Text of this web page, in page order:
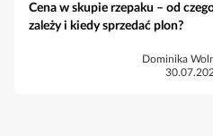
Cena w skupie rzepaku – od
zależy i kiedy sprzedać plon?
Dominika